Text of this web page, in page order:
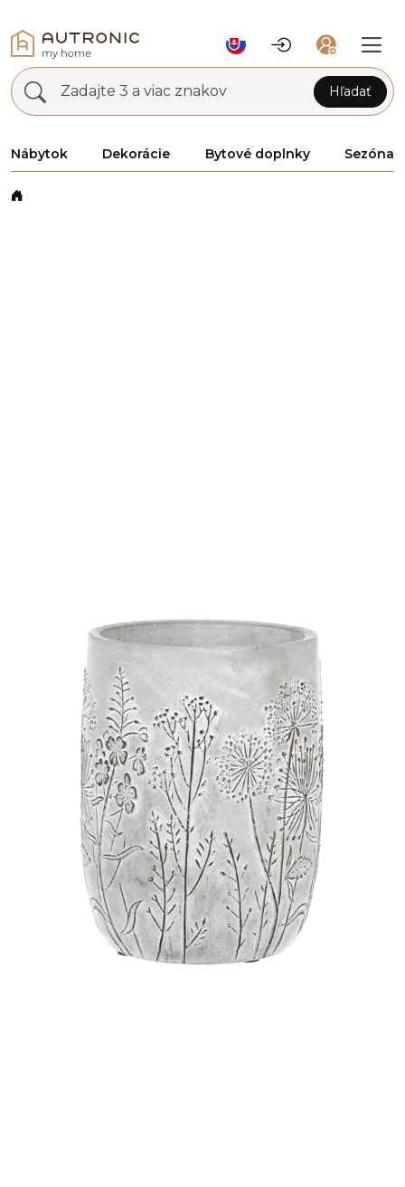
Zadajte 3 a viac znakov Hľadať
Nábytok Dekorácie Bytové doplnky Sezóna